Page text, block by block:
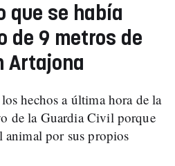
que se había
de 9 metros de
Artajona
hechos a última hora de la
de la Guardia Civil porque
animal por sus propios